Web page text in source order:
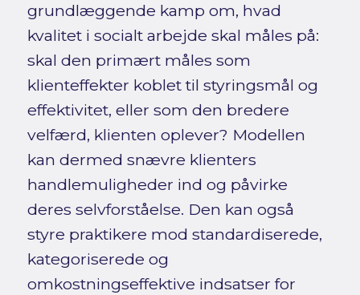
grundlæggende kamp om, hvad
kvalitet i socialt arbejde skal måles på:
skal den primært måles som
klienteffekter koblet til styringsmål og
effektivitet, eller som den bredere
velfærd, klienten oplever? Modellen
kan dermed snævre klienters
handlemuligheder ind og påvirke
deres selvforståelse. Den kan også
styre praktikere mod standardiserede,
kategoriserede og
omkostningseffektive indsatser for